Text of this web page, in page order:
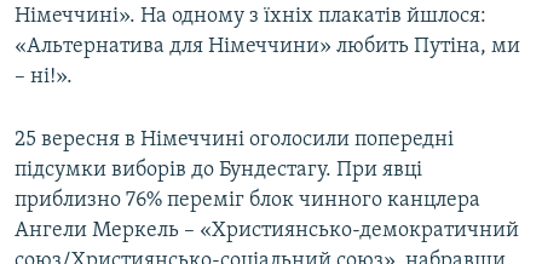
Німеччині». На одному з їхніх плакатів йшлося:
«Альтернатива для Німеччини» любить Путіна, ми
– ні!».
25 вересня в Німеччині оголосили попередні
підсумки виборів до Бундестагу. При явці
приблизно 76% переміг блок чинного канцлера
Ангели Меркель – «Християнсько-демократичний